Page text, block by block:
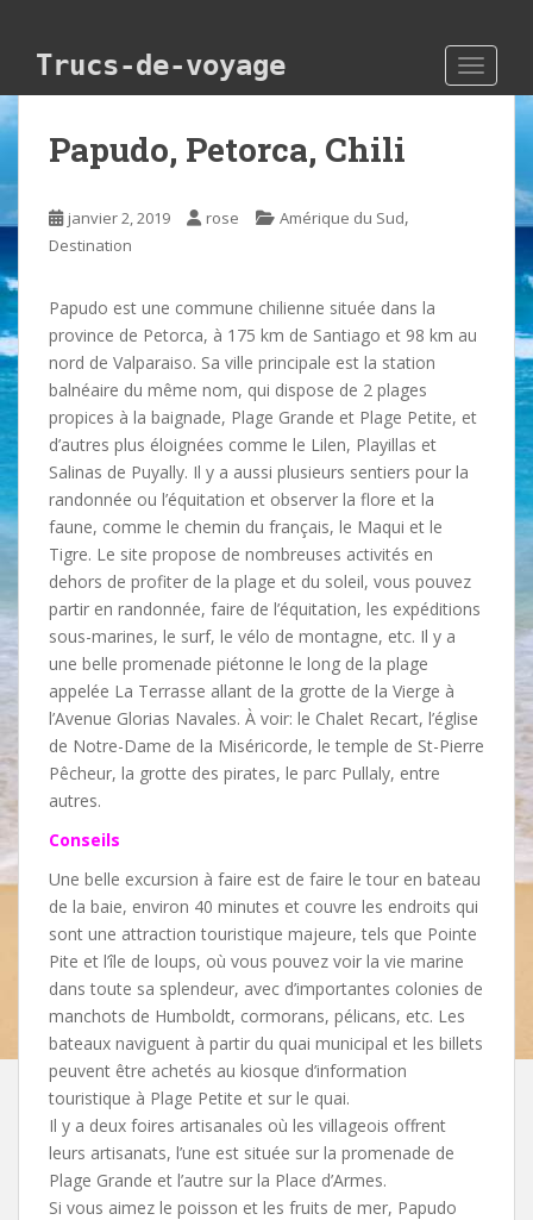
Trucs-de-voyage
Papudo, Petorca, Chili
janvier 2, 2019 rose Amérique du Sud,
Destination
Papudo est une commune chilienne située dans la
province de Petorca, à 175 km de Santiago et 98 km au
nord de Valparaiso. Sa ville principale est la station
balnéaire du même nom, qui dispose de 2 plages
propices à la baignade, Plage Grande et Plage Petite, et
d’autres plus éloignées comme le Lilen, Playillas et
Salinas de Puyally. Il y a aussi plusieurs sentiers pour la
randonnée ou l’équitation et observer la flore et la
faune, comme le chemin du français, le Maqui et le
Tigre. Le site propose de nombreuses activités en
dehors de profiter de la plage et du soleil, vous pouvez
partir en randonnée, faire de l’équitation, les expéditions
sous-marines, le surf, le vélo de montagne, etc. Il y a
une belle promenade piétonne le long de la plage
appelée La Terrasse allant de la grotte de la Vierge à
l’Avenue Glorias Navales. À voir: le Chalet Recart, l’église
de Notre-Dame de la Miséricorde, le temple de St-Pierre
Pêcheur, la grotte des pirates, le parc Pullaly, entre
autres.
Conseils
Une belle excursion à faire est de faire le tour en bateau
de la baie, environ 40 minutes et couvre les endroits qui
sont une attraction touristique majeure, tels que Pointe
Pite et l’île de loups, où vous pouvez voir la vie marine
dans toute sa splendeur, avec d’importantes colonies de
manchots de Humboldt, cormorans, pélicans, etc. Les
bateaux naviguent à partir du quai municipal et les billets
peuvent être achetés au kiosque d’information
touristique à Plage Petite et sur le quai.
Il y a deux foires artisanales où les villageois offrent
leurs artisanats, l’une est située sur la promenade de
Plage Grande et l’autre sur la Place d’Armes.
Si vous aimez le poisson et les fruits de mer, Papudo